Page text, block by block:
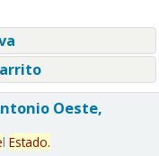
Oeste,
l Estado.